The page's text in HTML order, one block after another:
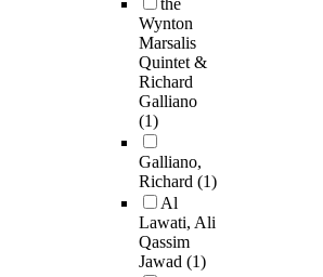
the
Wynton
Marsalis
Quintet &
Richard
Galliano
(1)
Galliano,
Richard (1)
Al
Lawati, Ali
Qassim
Jawad (1)